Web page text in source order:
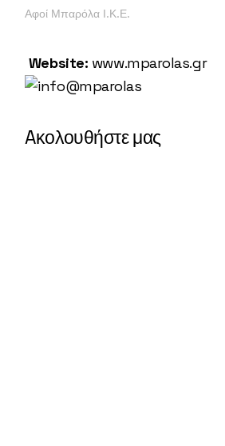
Αφοί Μπαρόλα Ι.Κ.Ε.
Website: www.mparolas.gr
Aκολουθήστε μας